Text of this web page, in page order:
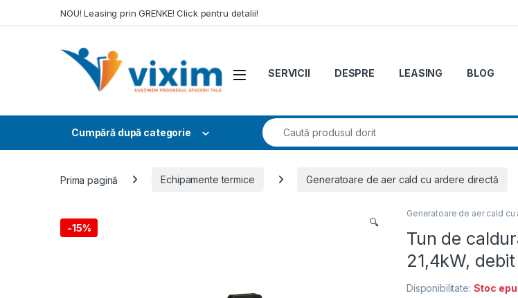
NOU! Leasing prin GRENKE! Click pentru detalii!
SERVICII DESPRE LEASING BLOG
Cumpără după categorie
Search for:
Prima pagină Echipamente termice Generatoare de aer cald cu ardere directă
-15% 🔍
Generatoare de aer cald cu
Tun de
21,4kW,
Disponibilitate: Stoc